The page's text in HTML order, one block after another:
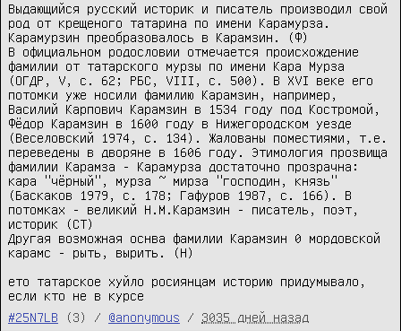
Выдающийся русский историк и писатель производил свой
род от крещеного татарина по имени Карамурза.
Карамурзин преобразовалось в Карамзин. (Ф)
В официальном родословии отмечается происхождение
фамилии от татарского мурзы по имени Кара Мурза
(ОГДР, V, с. 62; РБС, VIII, с. 500). В XVI веке его
потомки уже носили фамилию Карамзин, например,
Василий Карпович Карамзин в 1534 году под Костромой,
Фёдор Карамзин в 1600 году в Нижегородском уезде
(Веселовский 1974, с. 134). Жалованы поместиями, т.е.
переведены в дворяне в 1606 году. Этимология прозвища
фамилии Карамза - Карамурза достаточно прозрачна:
кара "чёрный", мурза ~ мирза "господин, князь"
(Баскаков 1979, с. 178; Гафуров 1987, с. 166). В
потомках - великий Н.М.Карамзин - писатель, поэт,
историк (СТ)
Другая возможная оснва фамилии Карамзин 0 мордовской
карамс - рыть, вырить. (Н)
ето татарское хуйло росиянцам историю придумывало,
если кто не в курсе
#25N7LB
(3) / @anonymous / 3035 дней назад